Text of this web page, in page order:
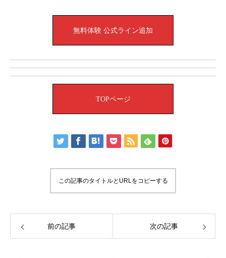
無料体験 公式ライン追加
TOPページ
この記事のタイトルとURLをコピーする
前の記事 次の記事